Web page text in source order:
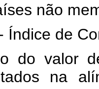
não
Índice de
do valor
na